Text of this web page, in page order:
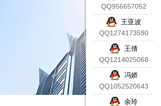
QQ956657052
王亚波
QQ1274173590
王倩
QQ1214025068
冯娇
QQ1052520643
余玲